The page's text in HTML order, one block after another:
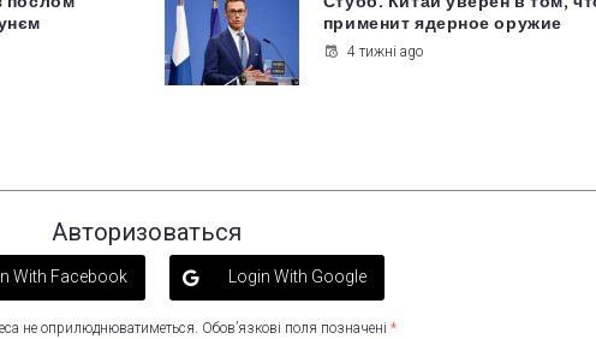
применит ядерное оружие
4 тижні ago
Авторизоваться
With Facebook Login With Google
не оприлюднюватиметься. Обов’язкові поля позначені *